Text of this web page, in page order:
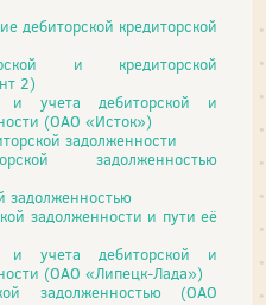
дебиторской кредиторской
и кредиторской
2)
и учета дебиторской и
(ОАО «Исток»)
задолженности
задолженностью
задолженностью
задолженности и пути её
и учета дебиторской и
(ОАО «Липецк-Лада»)
задолженностью (ОАО